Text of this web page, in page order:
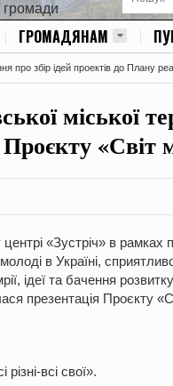
громади
ГРОМАДЯНАМ
про збір ідей проектів до Плану
міської
Проєкту
«Зустріч» в рамках
в Україні,
ідеї та бачення
презентація Проєкту
всі свої».